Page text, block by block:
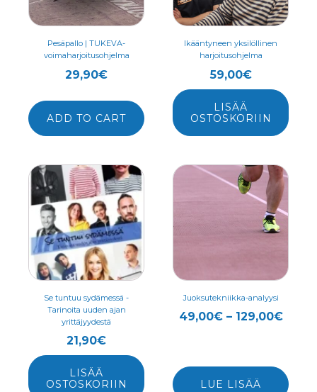
Pesäpallo | TUKEVA-
voimaharjoitusohjelma
29,90€
ADD TO CART
Ikääntyneen yksilöllinen
harjoitusohjelma
59,00€
LISÄÄ
OSTOSKORIIN
Se tuntuu sydämessä -
Tarinoita uuden ajan
yrittäjyydestä
21,90€
LISÄÄ
OSTOSKORIIN
Juoksutekniikka-analyysi
49,00€ – 129,00€
LUE LISÄÄ
Tällä
useampi
tehdä
valinnat
tuotteen